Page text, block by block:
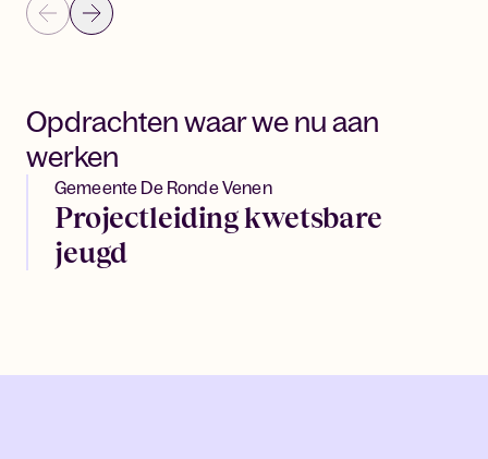
Opdrachten waar we nu aan
werken
Gemeente De Ronde Venen
Projectleiding kwetsbare
jeugd